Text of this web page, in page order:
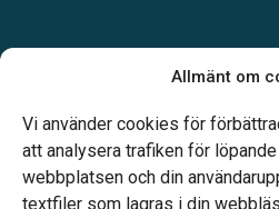
Allmänt om
Vi använder cookies för
att analysera trafiken för
webbplatsen och din
textfiler som lagras i din
Telefonjour dygnet runt.